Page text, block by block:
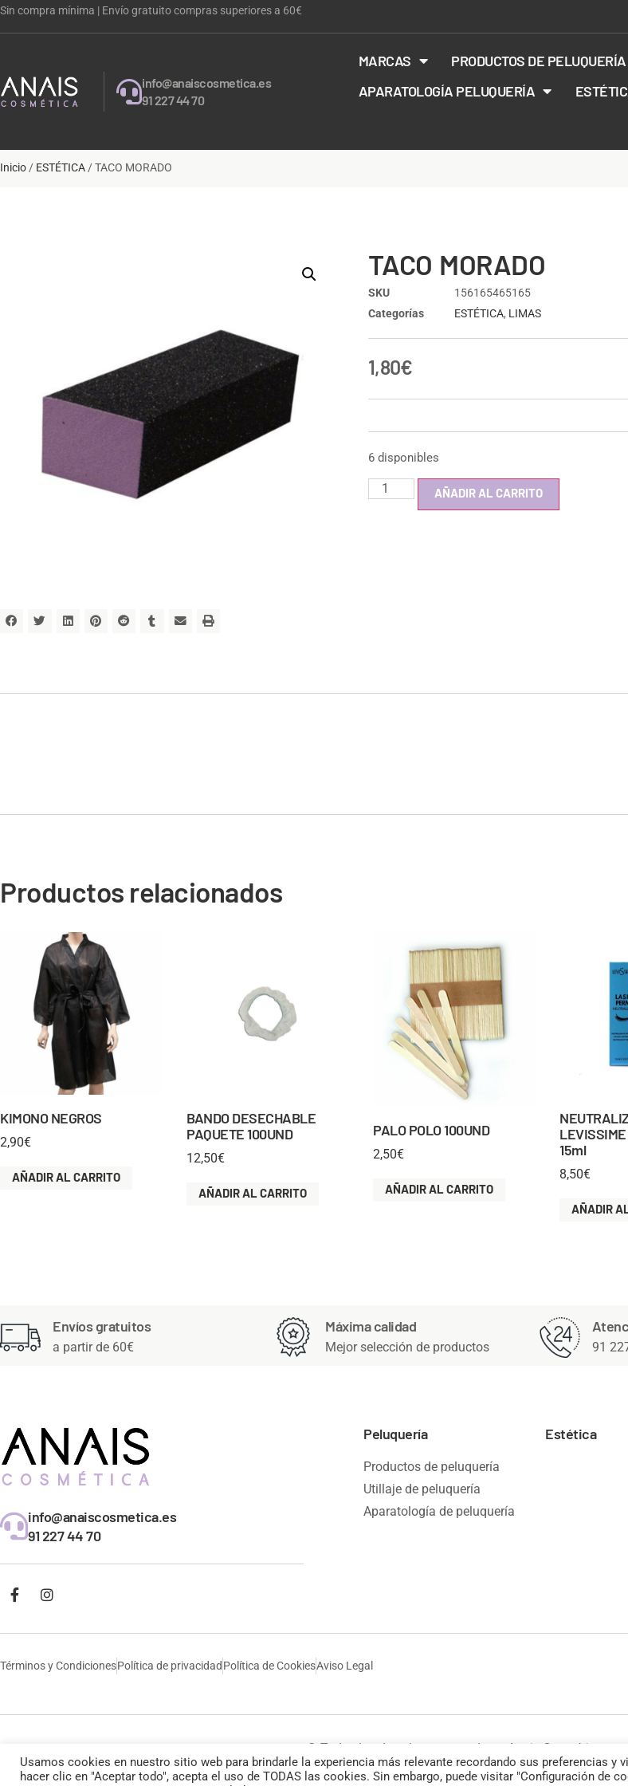
Sin compra mínima | Envío gratuito compras superiores a 60€
info@anaiscosmetica.es
91 227 44 70
MARCAS PRODUCTOS DE PELUQUERÍA
APARATOLOGÍA PELUQUERÍA
Inicio/ ESTÉTICA/ TACO MORADO
TACO MORADO
SKU
156165465165
Categorías
ESTÉTICA, LIMAS
1,80€
6 disponibles
AÑADIR AL CARRITO
Productos relacionados
KIMONO NEGROS
2,90€
AÑADIR AL CARRITO
BANDO DESECHABLE
PAQUETE 100UND
12,50€
AÑADIR AL CARRITO
PALO POLO 100UND
2,50€
AÑADIR AL CARRITO
15ml
8,50€
AÑADIR
Envíos gratuitos
a partir de 60€
Máxima calidad
Mejor selección de productos 91
info@anaiscosmetica.es
91 227 44 70
Peluquería
Productos de peluquería
Utillaje de peluquería
Aparatología de peluquería
Estética
Términos y CondicionesPolítica de privacidad Política de CookiesAviso Legal
© Todos los derechos reservados a Anais Cosmética
Usamos cookies en nuestro sitio web para brindarle la experiencia más relevante recordando sus preferencias y
hacer clic en "Aceptar todo", acepta el uso de TODAS las cookies. Sin embargo, puede visitar "Configuración de